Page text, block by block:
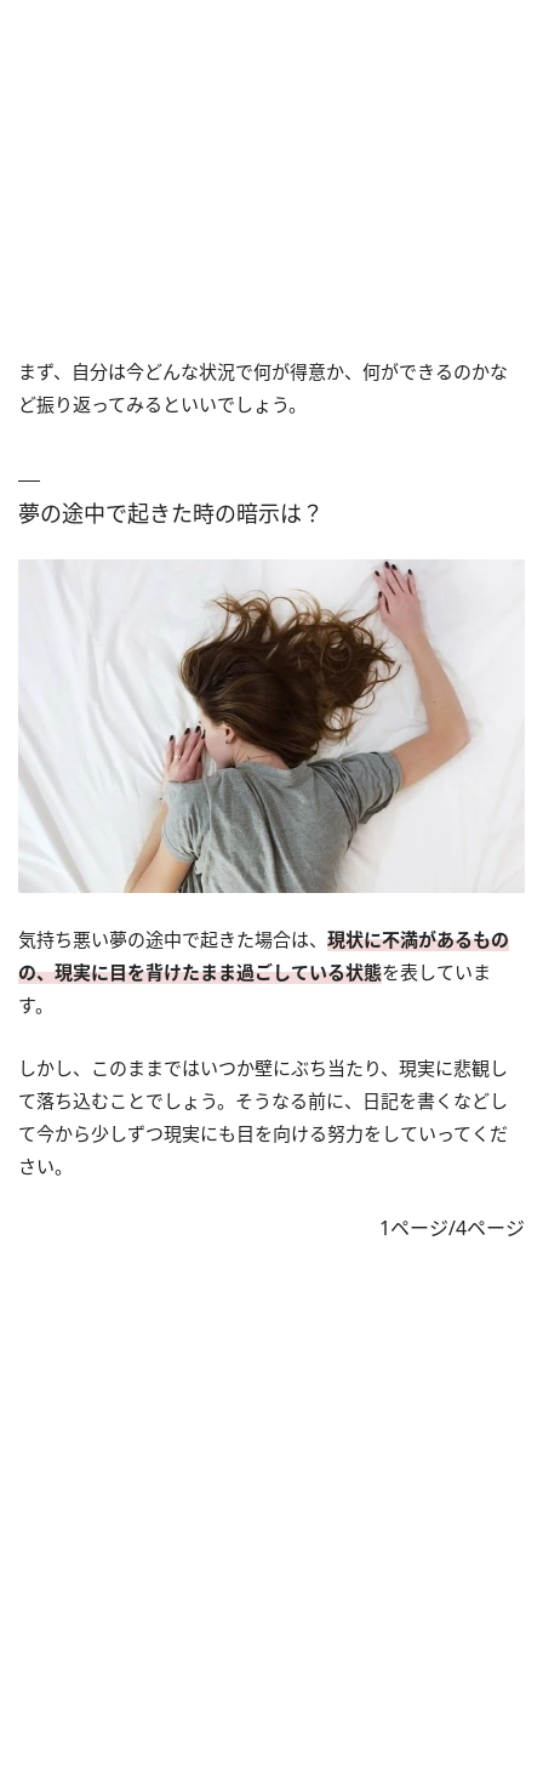
まず、自分は今どんな状況で何が得意か、何ができるのかな
ど振り返ってみるといいでしょう。
夢の途中で起きた時の暗示は？
気持ち悪い夢の途中で起きた場合は、 現状に不満があるもの
の、現実に目を背けたまま過ごしている状態を表していま
す。
しかし、このままではいつか壁にぶち当たり、現実に悲観し
て落ち込むことでしょう。そうなる前に、日記を書くなどし
て今から少しずつ現実にも目を向ける努力をしていってくだ
さい。
1ページ/4ページ